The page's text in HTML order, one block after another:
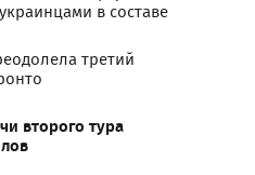
в составе
третий
второго тура